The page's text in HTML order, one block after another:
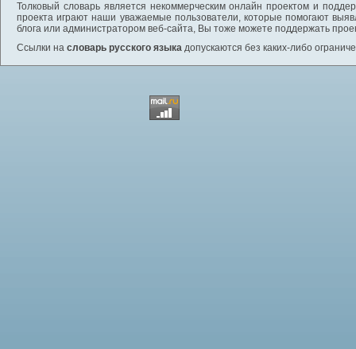
Толковый словарь является некоммерческим онлайн проектом и
проекта играют наши уважаемые пользователи, которые помогают
блога или администратором веб-сайта, Вы тоже можете поддержать
Ссылки на словарь русского языка допускаются без каких-либо